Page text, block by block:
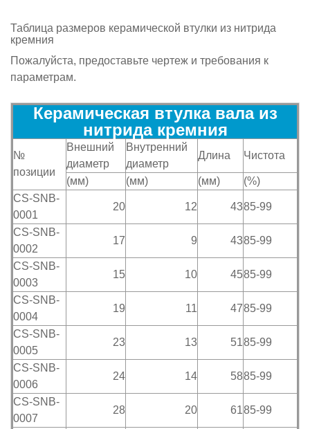
Таблица размеров керамической втулки из нитрида
кремния
Пожалуйста, предоставьте чертеж и требования к
параметрам.
Керамическая втулка вала из
нитрида кремния
№
позиции
Внешний
диаметр
Внутренний
диаметр
Длина Чистота
(мм) (мм) (мм)
(%)
CS-SNB-
0001
20 12 4385-99
CS-SNB-
0002
17 9 4385-99
CS-SNB-
0003
15 10 4585-99
CS-SNB-
0004
19 11 4785-99
CS-SNB-
0005
23 13 5185-99
CS-SNB-
0006
24 14 5885-99
CS-SNB-
0007
28 20 6185-99